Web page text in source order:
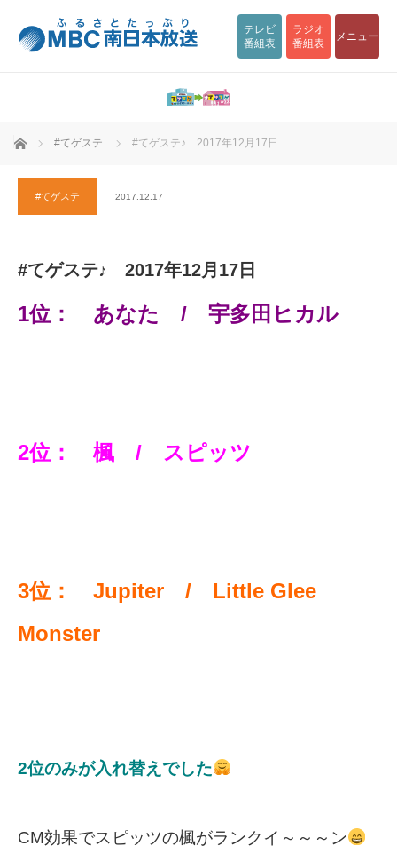
テレビ
番組表
ラジオ
番組表
メニュー
ホーム #てゲステ #てゲステ♪ 2017年12月17日
#てゲステ 2017.12.17
#てゲステ♪ 2017年12月17日
1位： あなた / 宇多田ヒカル
2位： 楓 / スピッツ
3位： Jupiter / Little Glee
Monster
2位のみが入れ替えでした
CM効果でスピッツの楓がランクイ～～～ン